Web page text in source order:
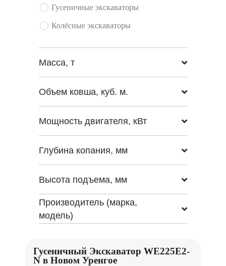
Гусеничные экскаваторы
Колёсные экскаваторы
Масса, т
Объем ковша, куб. м.
Мощность двигателя, кВт
Глубина копания, мм
Высота подъема, мм
Производитель (марка,
модель)
Гусеничный Экскаватор WE225E2-
N в Новом Уренгое